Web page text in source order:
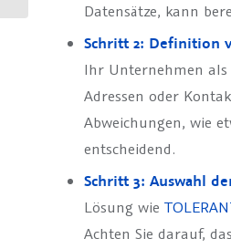
Datensätze, kann
Schritt 2: Definition
Ihr Unternehmen
Adressen oder
Abweichungen, wie
entscheidend.
Schritt 3: Auswahl
Lösung wie
Achten Sie darauf,